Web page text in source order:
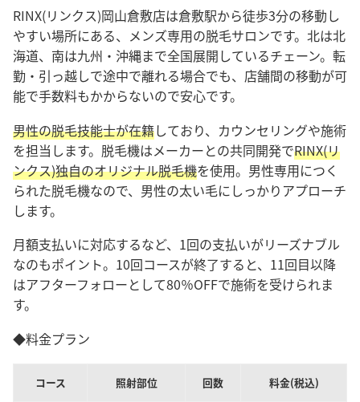
RINX(リンクス)岡山倉敷店は倉敷駅から徒歩3分の移動し
やすい場所にある、メンズ専用の脱毛サロンです。北は北
海道、南は九州・沖縄まで全国展開しているチェーン。転
勤・引っ越しで途中で離れる場合でも、店舗間の移動が可
能で手数料もかからないので安心です。
男性の脱毛技能士が在籍しており、カウンセリングや施術
を担当します。脱毛機はメーカーとの共同開発でRINX(リ
ンクス)独自のオリジナル脱毛機を使用。男性専用につく
られた脱毛機なので、男性の太い毛にしっかりアプローチ
します。
月額支払いに対応するなど、1回の支払いがリーズナブル
なのもポイント。10回コースが終了すると、11回目以降
はアフターフォローとして80％OFFで施術を受けられま
す。
◆料金プラン
コース 照射部位 回数 料金(税込)